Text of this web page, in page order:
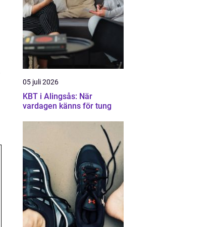
05 juli 2026
KBT i Alingsås: När
vardagen känns för tung